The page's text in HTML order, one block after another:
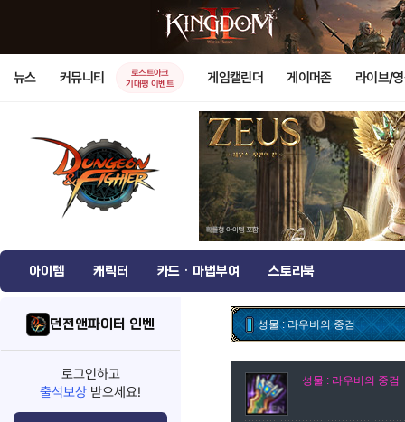
뉴스 커뮤니티
로스트아크
기대평 이벤트
게임캘린더 게이머존 라이브/
아이템 캐릭터 카드 · 마법부여 스토리북
던전앤파이터 인벤
로그인하고
출석보상 받으세요!
성물 : 라우비의 중검
성물 : 라우비의 중검